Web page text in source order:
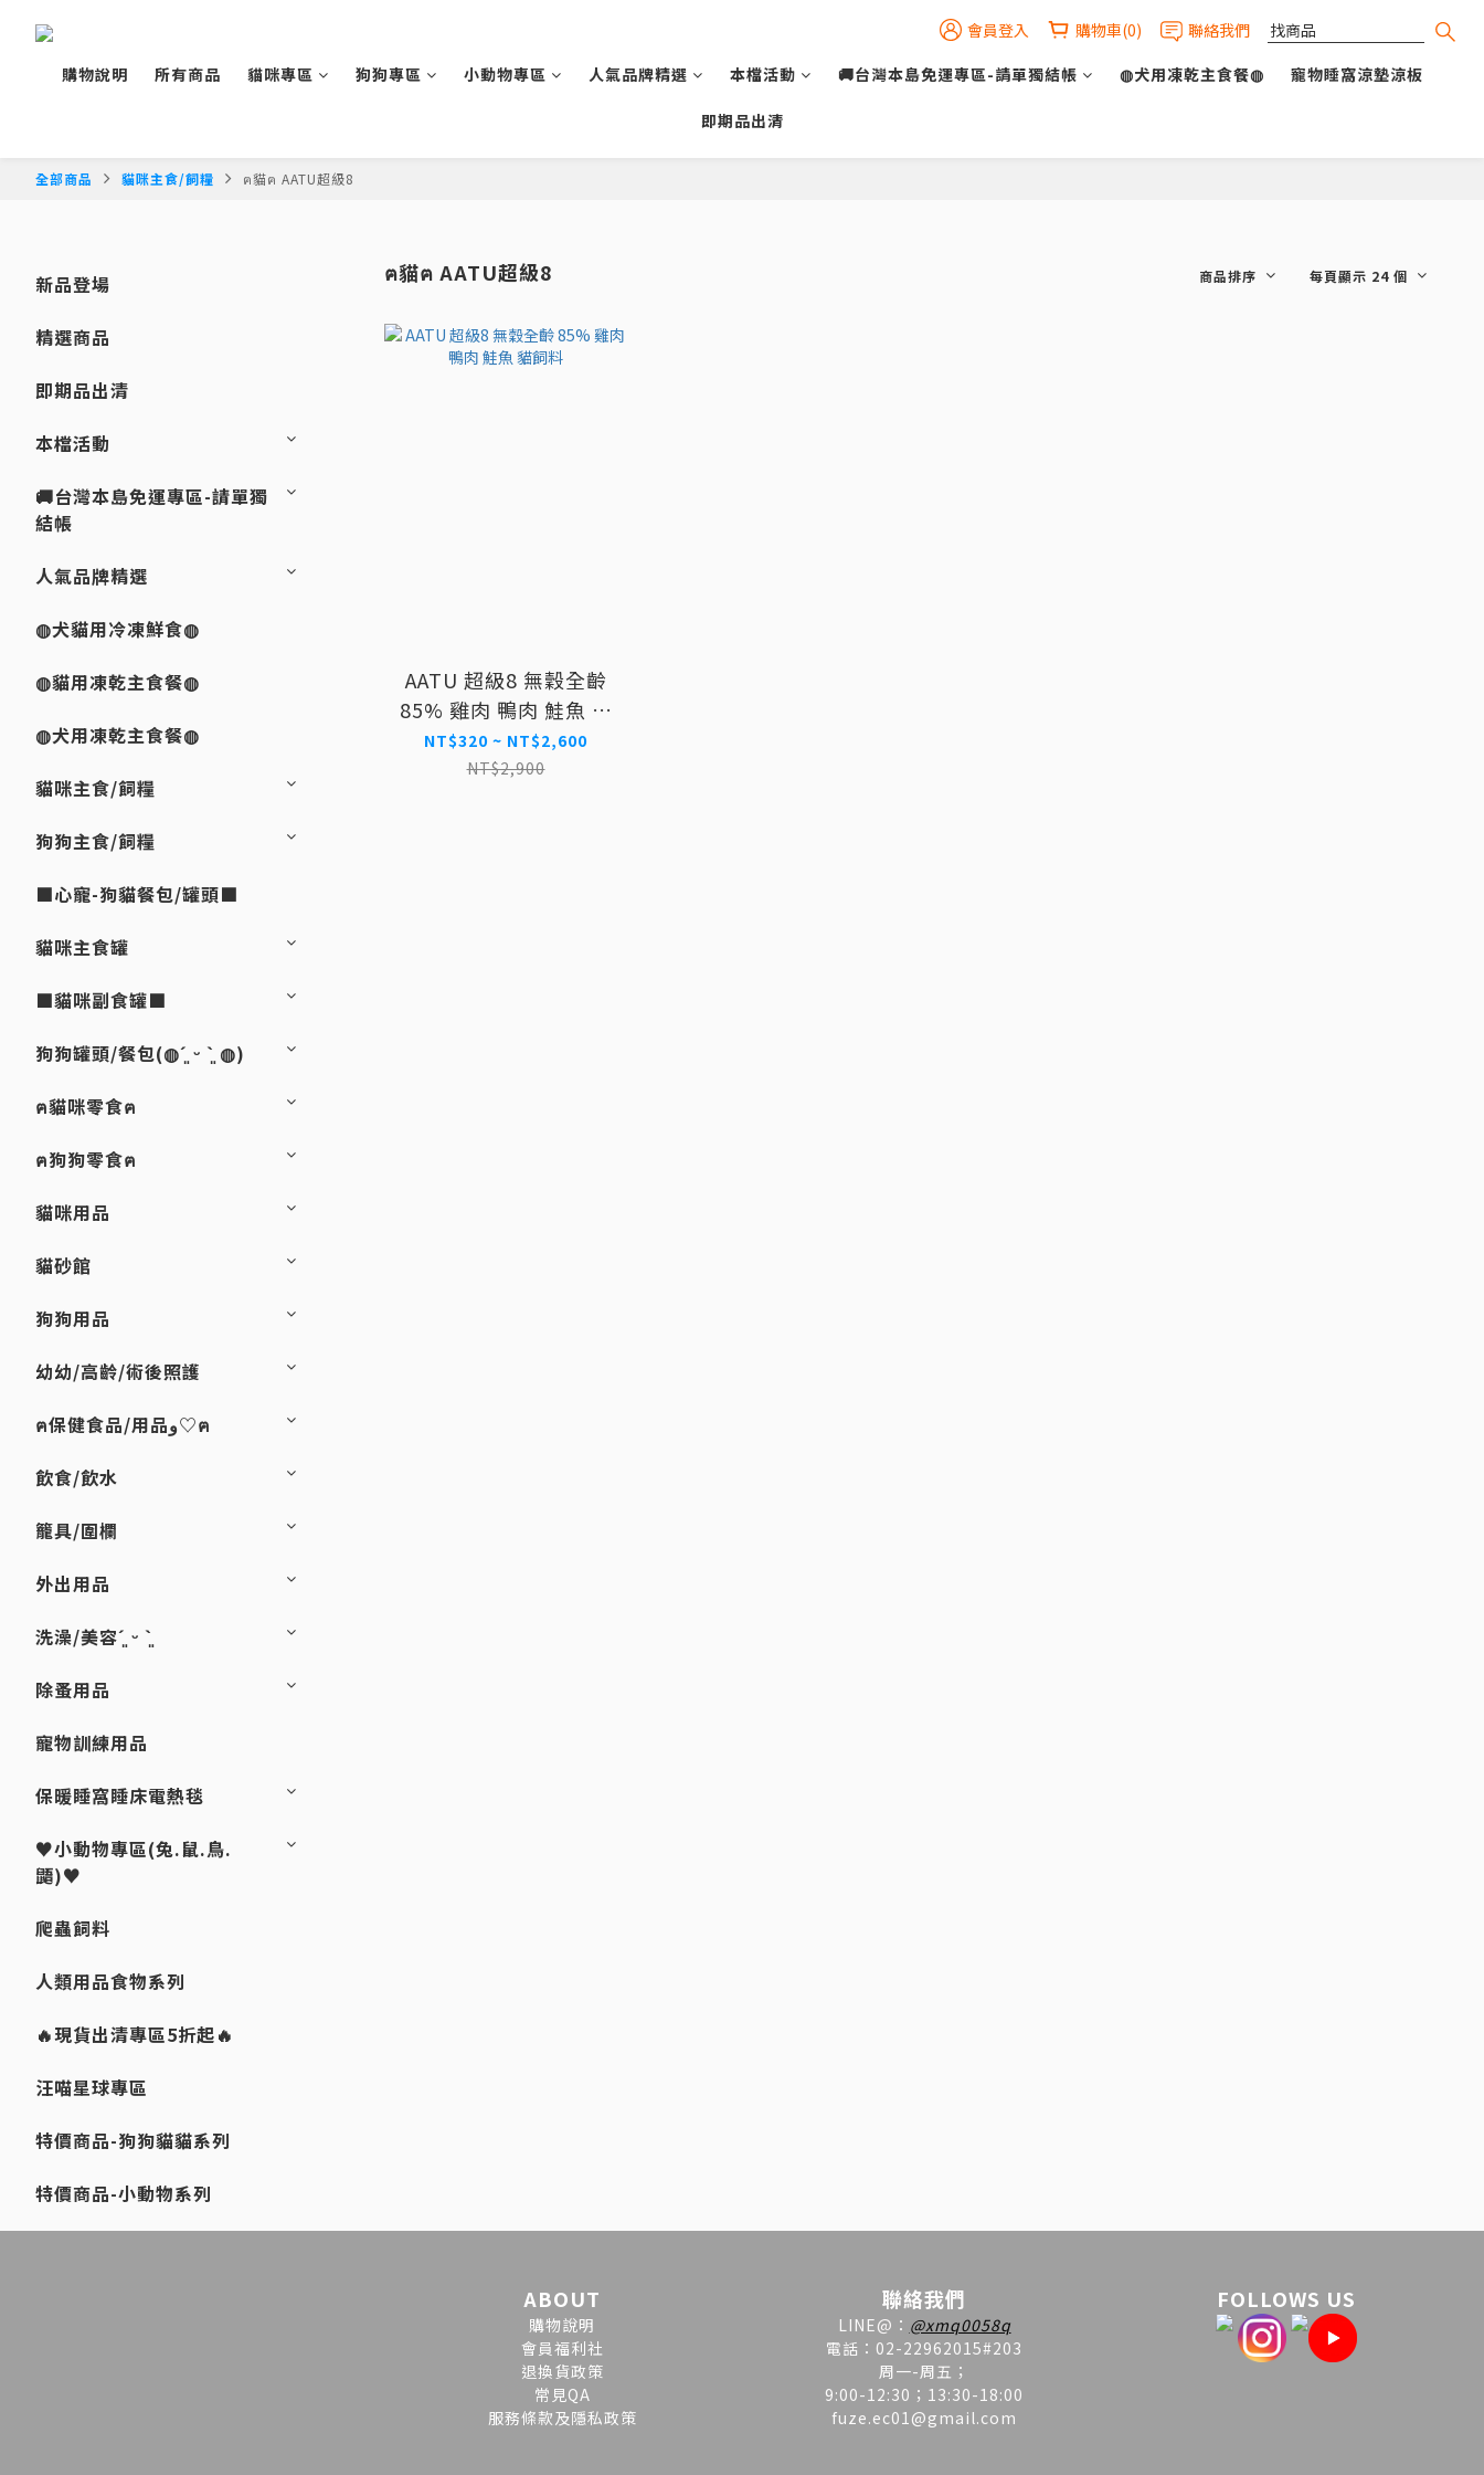
會員登入 購物車(0)
聯絡我們
購物說明
所有商品 貓咪專區 狗狗專區 小動物專區 人氣品牌精選 本檔活動 🚚台灣本島免運專區-請單獨結帳 ◍犬用凍乾主食餐◍ 寵物睡窩涼墊涼板
即期品出清
全部商品 貓咪主食/飼糧 ฅ貓ฅ AATU超級8
新品登場
精選商品
即期品出清
本檔活動
🚚台灣本島免運專區-請單獨
結帳
人氣品牌精選
◍犬貓用冷凍鮮食◍
◍貓用凍乾主食餐◍
◍犬用凍乾主食餐◍
貓咪主食/飼糧
狗狗主食/飼糧
■心寵-狗貓餐包/罐頭■
貓咪主食罐
■貓咪副食罐■
狗狗罐頭/餐包(◍´͈ ᵕ `͈ ◍)
ฅ貓咪零食ฅ
ฅ狗狗零食ฅ
貓咪用品
貓砂館
狗狗用品
幼幼/高齡/術後照護
ฅ保健食品/用品و♡ฅ
飲食/飲水
籠具/圍欄
外出用品
洗澡/美容´͈ ᵕ `͈
除蚤用品
寵物訓練用品
保暖睡窩睡床電熱毯
♥小動物專區(兔.鼠.鳥.
鼯)♥
爬蟲飼料
人類用品食物系列
🔥現貨出清專區5折起🔥
汪喵星球專區
特價商品-狗狗貓貓系列
特價商品-小動物系列
ฅ貓ฅ AATU超級8 商品排序 每頁顯示 24 個
AATU 超級8 無穀全齡
85% 雞肉 鴨肉 鮭魚 貓
飼料
NT$320 ~ NT$2,600
NT$2,900
ABOUT
購物說明
會員福利社
退換貨政策
常見QA
服務條款及隱私政策
聯絡我們
LINE@ ： @xmq0058q
電話：02-22962015#203
周一-周五；
9:00-12:30；13:30-18:00
fuze.ec01@gmail.com
FOLLOWS US